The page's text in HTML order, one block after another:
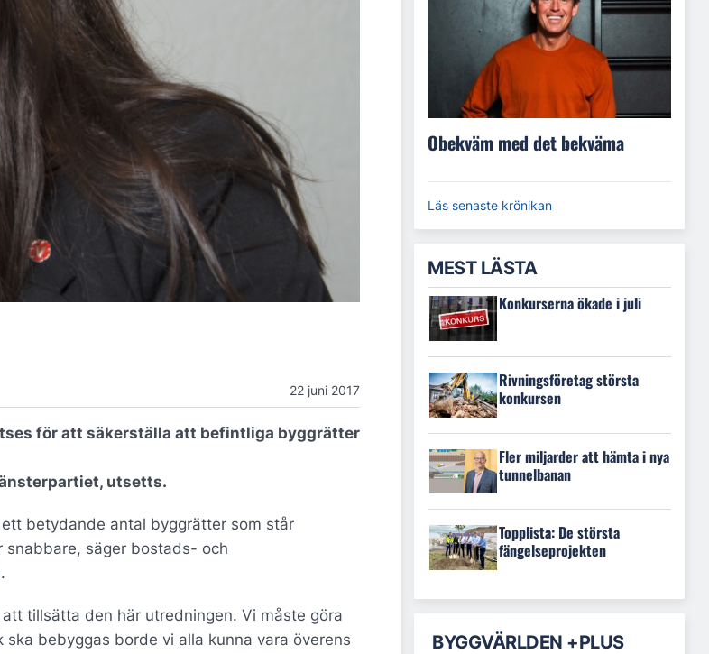
22 juni 2017
för att säkerställa att befintliga byggrätter
utsetts.
betydande antal byggrätter som står
säger bostads- och
tillsätta den här utredningen. Vi måste göra
bebyggas borde vi alla kunna vara överens
Obekväm med det bekväma
Läs senaste krönikan
MEST LÄSTA
Konkurserna ökade i juli
Rivningsföretag största
konkursen
Fler miljarder att hämta i nya
tunnelbanan
Topplista: De största
fängelseprojekten
BYGGVÄRLDEN +PLUS